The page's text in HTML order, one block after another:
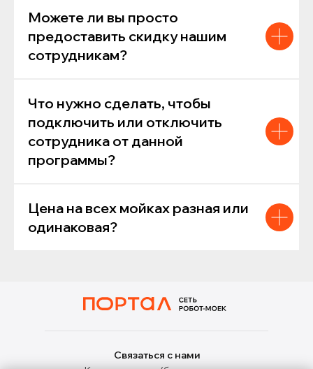
Можете ли вы просто
предоставить скидку нашим
сотрудникам?
Что нужно сделать, чтобы
подключить или отключить
сотрудника от данной
программы?
Цена на всех мойках разная или
одинаковая?
Связаться с нами